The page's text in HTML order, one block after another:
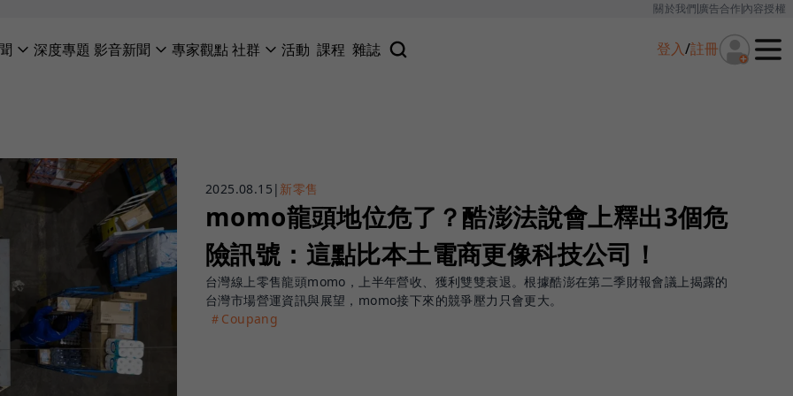
關於我們廣告合作內容授權
深度專題 影音新聞 專家觀點社群 活動 課程 雜誌 登入/註冊
2025.08.15 | 新零售
momo龍頭地位危了？酷澎法說會上釋出3個危
險訊號：這點比本土電商更像科技公司！
台灣線上零售龍頭momo，上半年營收、獲利雙雙衰退。根據酷澎在第二季財報會議上揭露的
台灣市場營運資訊與展望，momo接下來的競爭壓力只會更大。
＃Coupang